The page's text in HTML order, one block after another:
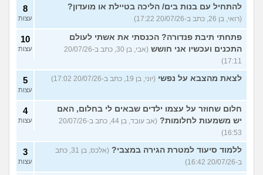
להתחיל עם בנות בים/ הליכה בטיילת או מועדון?
(רואי, בן 26, כתב ב-20/07/26 17:22)
8
עצות
פתחתי תיבת פנדורה? הכנסתי את אשתי לעולם
התכנים ועכשיו אני חושש
(אבי, בן 30, כתב ב-20/07/26
17:11)
10
עצות
לצאת מהצבא על נפשי (יוני, בן 19, כתב ב-20/07/26 17:02) 5
עצות
חלום שחוזר על עצמו ילדים שבאים לי בחלום, האם
יש משמעות לחלומות?
(אב עובד, בן 44, כתב ב-20/07/26
16:53)
4
עצות
ללמוד סיעוד למטרת הגירה במצבי?
(אלכס, בן 31, כתב
ב-20/07/26 16:42)
3
עצות